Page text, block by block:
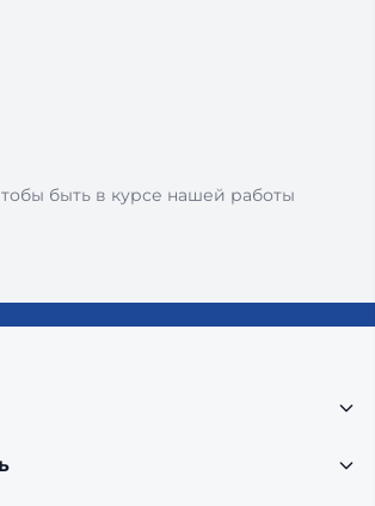
быть в курсе нашей работы